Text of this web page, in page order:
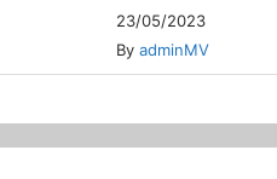
23/05/2023
By adminMV